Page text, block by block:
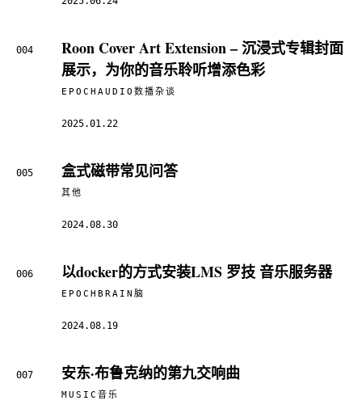
004
Roon Cover Art Extension – 沉浸式专辑封面
展示，为你的音乐聆听增添色彩
EPOCHAUDIO数播杂谈
2025.01.22
005 盒式磁带常见问答
其他
2024.08.30
006 以docker的方式安装LMS 罗技 音乐服务器
EPOCHBRAIN脑
2024.08.19
007 安东·布鲁克纳的第九交响曲
MUSIC音乐